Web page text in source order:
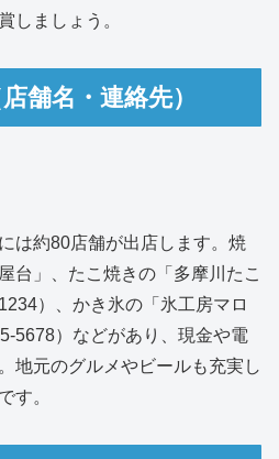
しましょう。
舗名・連絡先）
は約80店舗が出店します。焼
台」、たこ焼きの「多摩川たこ
）、かき氷の「氷工房マロ
5678）などがあり、現金や電
地元のグルメやビールも充実し
す。